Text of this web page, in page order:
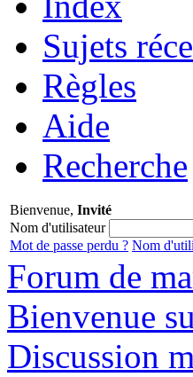
Sujets
Règles
Aide
Recherche
Bienvenue, Invité
Nom d'utilisateur
Mot de passe perdu ? Nom
Forum de
Bienvenue
Discussion